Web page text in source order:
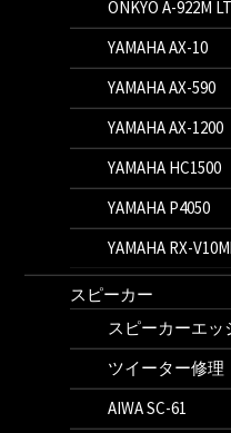
ONKYO A-922M
YAMAHA AX-10
YAMAHA AX-590
YAMAHA AX-1200
YAMAHA HC1500
YAMAHA P4050
YAMAHA RX-
スピーカー
スピーカーエッ
ツイーター修理
AIWA SC-61